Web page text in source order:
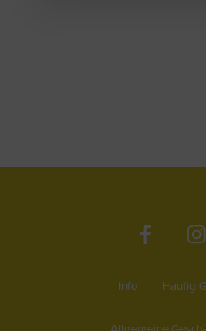
Info Haufig